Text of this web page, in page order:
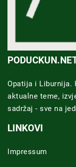
Opatija i Liburnija.
aktualne teme,
sadržaj - sve na
LINKOVI
Impressum